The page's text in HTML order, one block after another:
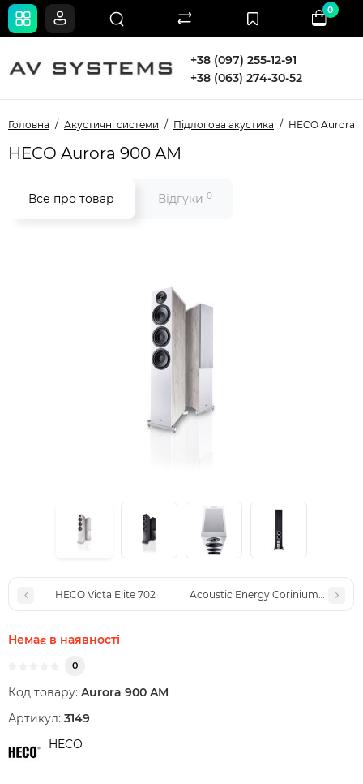
+38 (097) 255-12-91
+38 (063) 274-30-52
0
Головна Акустичні системи Підлогова акустика HECO Aurora
HECO Aurora 900 AM
Все про товар Відгуки 0
HECO Victa Elite 702 Acoustic Energy Corinium Matte
Немає в наявності
0
Код товару: Aurora 900 AM
Артикул: 3149
HECO